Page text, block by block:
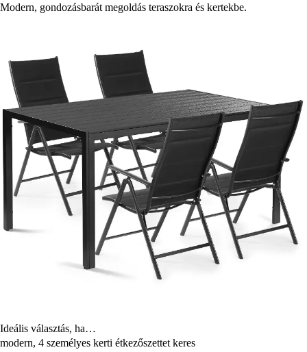
Modern, gondozásbarát megoldás teraszokra és kertekbe.
Ideális választás, ha…
modern, 4 személyes kerti étkezőszettet keres